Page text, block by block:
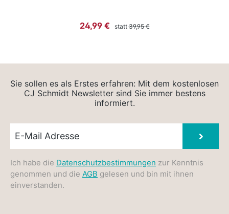
Verkaufspreis:
24,99 € stattRegulärer Preis:
39,95 €
Sie sollen es als Erstes erfahren: Mit dem kostenlosen
CJ Schmidt Newsletter sind Sie immer bestens
informiert.
Ich habe die Datenschutzbestimmungen zur Kenntnis
genommen und die AGB gelesen und bin mit ihnen
einverstanden.